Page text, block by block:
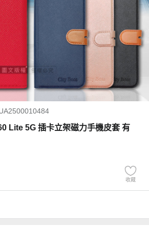
Lite 5G 插卡立架磁力手機皮套 有
收藏